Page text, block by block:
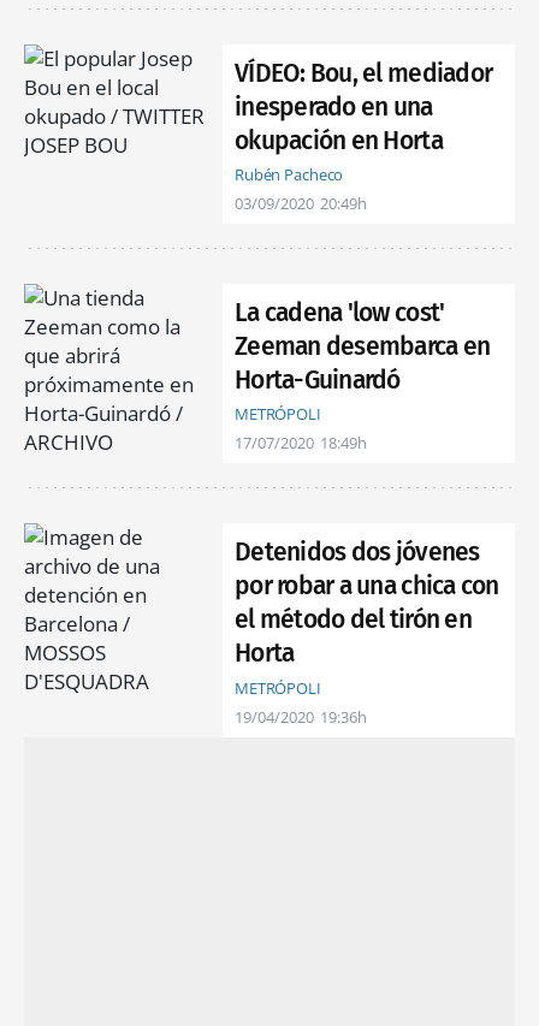
VÍDEO: Bou, el mediador
inesperado en una
okupación en Horta
Rubén Pacheco
03/09/2020 20:49h
La cadena 'low cost'
Zeeman desembarca en
Horta-Guinardó
METRÓPOLI
17/07/2020 18:49h
Detenidos dos jóvenes
por robar a una chica con
el método del tirón en
Horta
METRÓPOLI
19/04/2020 19:36h